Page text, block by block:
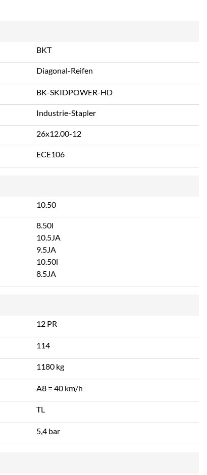
BKT
Diagonal-Reifen
BK-SKIDPOWER-HD
Industrie-Stapler
26x12.00-12
ECE106
10.50
8.50l
10.5JA
9.5JA
10.50l
8.5JA
12 PR
114
1180 kg
A8 = 40 km/h
TL
5,4 bar